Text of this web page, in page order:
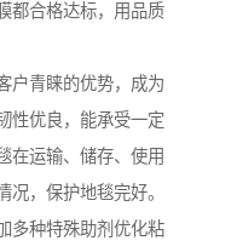
都合格达标，用品质
户青睐的优势，成为
性优良，能承受一定
在运输、储存、使用
，保护地毯完好。
多种特殊助剂优化粘